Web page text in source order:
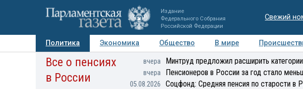
Издание
Федерального Собрания
Российской Федерации
Свежий
Политика Экономика Общество В мире
Авторы Персоны Мнения Регионы Медиацентр
Все о пенсиях
в России
вчера Минтруд предложил расширить
вчера Пенсионеров в России за год стало
05.08.2026 Соцфонд: Средняя пенсия по старости в